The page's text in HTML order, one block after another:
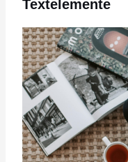
Textelemente